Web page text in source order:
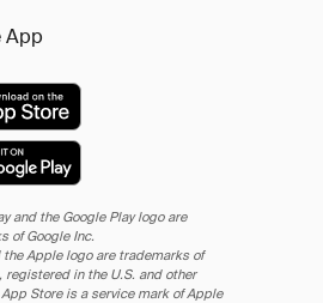
App
and the Google Play logo are
of Google Inc.
Apple logo are trademarks of
registered in the U.S. and other
Store is a service mark of Apple